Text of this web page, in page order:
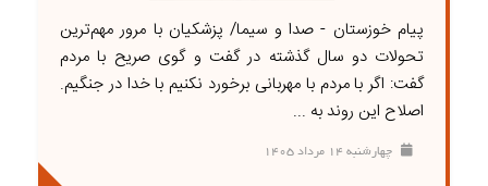
پیام خوزستان - صدا و سیما/ پزشکیان با مرور مهم‌ترین
تحولات دو سال گذشته در گفت و گوی صریح با مردم
گفت: اگر با مردم با مهربانی برخورد نکنیم با خدا در جنگیم.
اصلاح این روند به ...
چهارشنبه ۱۴ مرداد ۱۴۰۵